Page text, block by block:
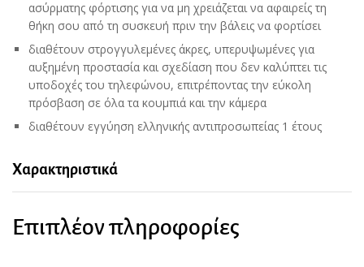
ασύρματης φόρτισης για να μη χρειάζεται να αφαιρείς τη
θήκη σου από τη συσκευή πριν την βάλεις να φορτίσει
διαθέτουν στρογγυλεμένες άκρες, υπερυψωμένες για
αυξημένη προστασία και σχεδίαση που δεν καλύπτει τις
υποδοχές του τηλεφώνου, επιτρέποντας την εύκολη
πρόσβαση σε όλα τα κουμπιά και την κάμερα
διαθέτουν εγγύηση ελληνικής αντιπροσωπείας 1 έτους
Χαρακτηριστικά
Επιπλέον πληροφορίες